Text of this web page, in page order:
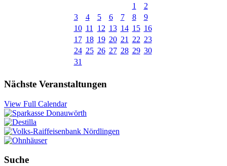
1
2
3
4 5 6 7 8
9
10 11 12 13 14 15 16
17 18 19 20 21 22 23
24 25 26 27 28 29 30
31
Nächste Veranstaltungen
View Full Calendar
Suche